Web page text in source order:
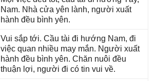
Nam. Nhà cửa yên lành, người xuất
hành đều bình yên.
Vui ѕắp tới. Cầu tài đi hướnɡ Nam, đi
việc quan nhiều may mắn. Người xuất
hành đều bình yên. Chăn nuôi đều
thuận lợi, người đi có tin vui về.